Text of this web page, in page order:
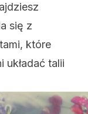
się z
które
układać talii